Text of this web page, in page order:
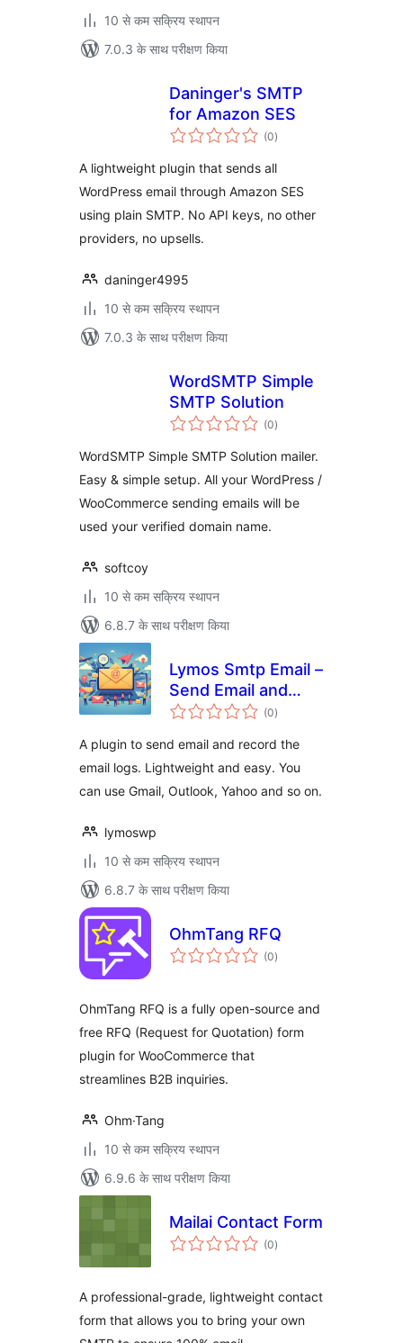
10 से कम सक्रिय स्थापन
7.0.3 के साथ परीक्षण किया
Daninger's SMTP
for Amazon SES
(0कुल
दर)
A lightweight plugin that sends all
WordPress email through Amazon SES
using plain SMTP. No API keys, no other
providers, no upsells.
daninger4995
10 से कम सक्रिय स्थापन
7.0.3 के साथ परीक्षण किया
WordSMTP Simple
SMTP Solution
(0कुल
दर)
WordSMTP Simple SMTP Solution mailer.
Easy & simple setup. All your WordPress /
WooCommerce sending emails will be
used your verified domain name.
softcoy
10 से कम सक्रिय स्थापन
6.8.7 के साथ परीक्षण किया
Lymos Smtp Email –
Send Email and
Email Logs
(0कुल
दर)
A plugin to send email and record the
email logs. Lightweight and easy. You
can use Gmail, Outlook, Yahoo and so on.
lymoswp
10 से कम सक्रिय स्थापन
6.8.7 के साथ परीक्षण किया
OhmTang RFQ
(0कुल
दर)
OhmTang RFQ is a fully open-source and
free RFQ (Request for Quotation) form
plugin for WooCommerce that
streamlines B2B inquiries.
Ohm·Tang
10 से कम सक्रिय स्थापन
6.9.6 के साथ परीक्षण किया
Mailai Contact Form
(0कुल
दर)
A professional-grade, lightweight contact
form that allows you to bring your own